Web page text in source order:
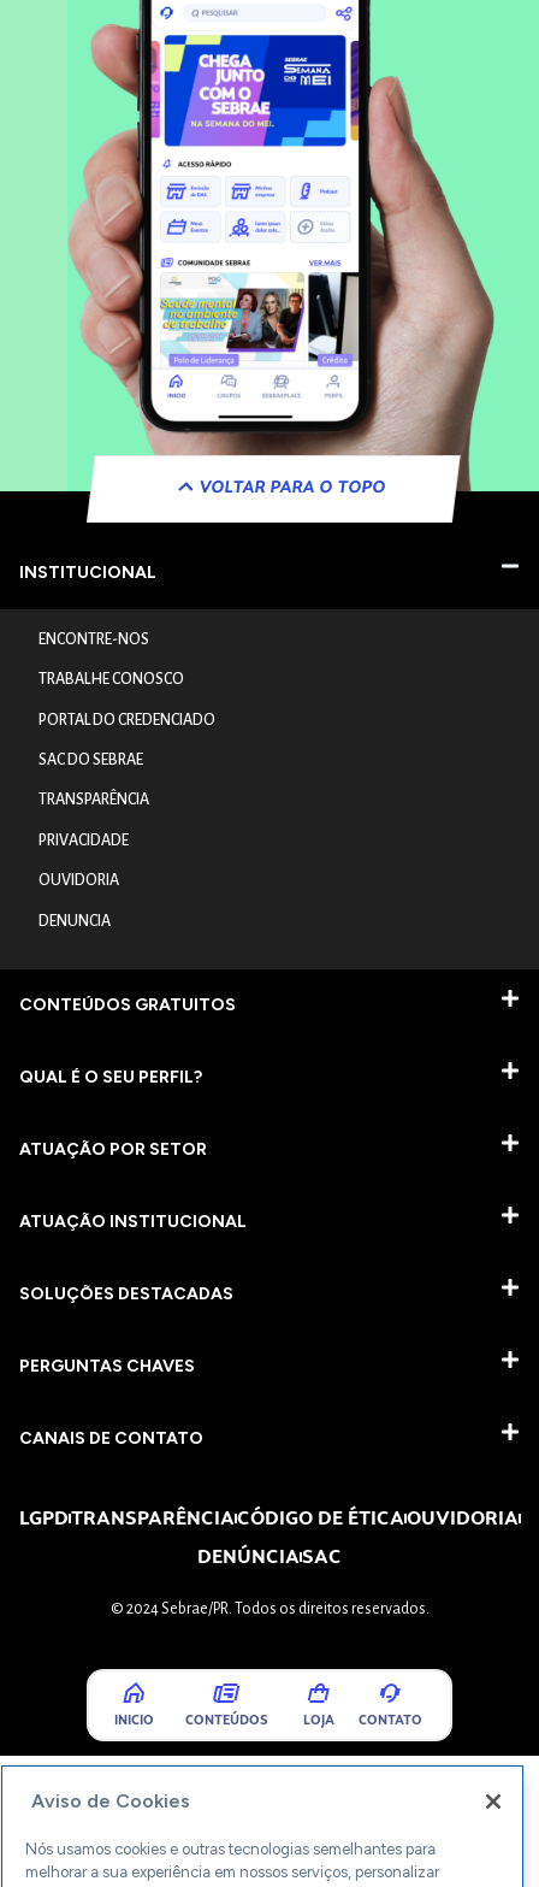
VOLTAR PARA O TOPO
INSTITUCIONAL
ENCONTRE-NOS
TRABALHE CONOSCO
PORTAL DO CREDENCIADO
SAC DO SEBRAE
TRANSPARÊNCIA
PRIVACIDADE
OUVIDORIA
DENUNCIA
CONTEÚDOS GRATUITOS
QUAL É O SEU PERFIL?
ATUAÇÃO POR SETOR
ATUAÇÃO INSTITUCIONAL
SOLUÇÕES DESTACADAS
PERGUNTAS CHAVES​
CANAIS DE CONTATO
LGPDTRANSPARÊNCIACÓDIGO DE ÉTICAOUVIDORIA
DENÚNCIASAC
© 2024 Sebrae/PR. Todos os direitos reservados.
INICIO CONTEÚDOS LOJA CONTATO
Aviso de Cookies
Nós usamos cookies e outras tecnologias semelhantes para
melhorar a sua experiência em nossos serviços, personalizar